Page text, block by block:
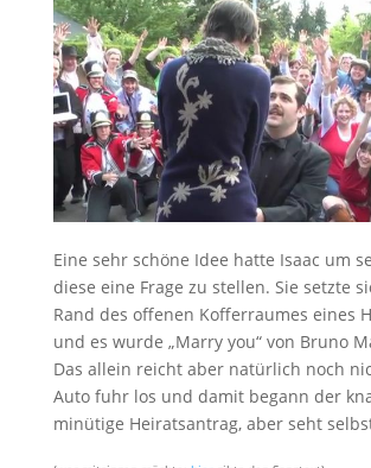
Eine sehr schöne Idee hatte Isaac um
diese eine Frage zu stellen. Sie setzte
Rand des offenen Kofferraumes eines
und es wurde „Marry you“ von Bruno
Das allein reicht aber natürlich noch
Auto fuhr los und damit begann der
minütige Heiratsantrag, aber seht